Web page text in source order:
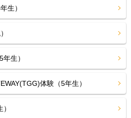
生）
生）
体験（5年生）